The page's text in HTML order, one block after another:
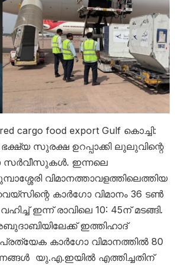
cargo food export Gulf കൊച്ചി:
സുരക്ഷ ഉറപ്പാക്കി ലുലുവിന്റെ
സർവീസുകൾ. ഇന്നലെ
വിമാനത്താവളത്തിലെത്തിയ
കാർ​ഗോ വിമാനം 36 ടൺ
ഇന്ന് രാവിലെ 10: 45ന് മടങ്ങി.
ഇത്തിഹാദ്
കാർ​ഗോ വിമാനത്തിൽ 80
യു.എ.ഇയിൽ എത്തിച്ചതിന്